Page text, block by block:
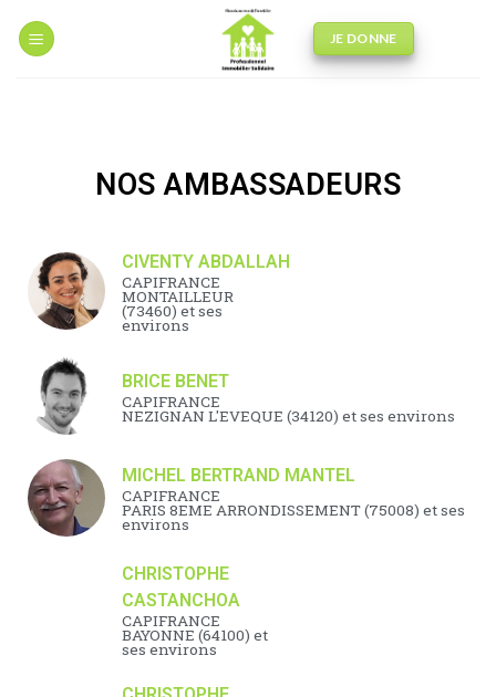
JE DONNE
NOS AMBASSADEURS
CIVENTY ABDALLAH
CAPIFRANCE
MONTAILLEUR
(73460) et ses
environs
BRICE BENET
CAPIFRANCE
NEZIGNAN L'EVEQUE (34120) et ses environs
MICHEL BERTRAND MANTEL
CAPIFRANCE
PARIS 8EME ARRONDISSEMENT (75008) et ses
environs
CHRISTOPHE
CASTANCHOA
CAPIFRANCE
BAYONNE (64100) et
ses environs